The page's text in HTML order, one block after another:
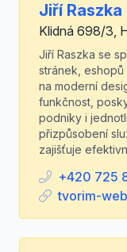
Jiří Raszka
Klidná 698/3,
Jiří Raszka se
stránek,
na moderní
funkčnost,
podniky i
přizpůsobení
zajišťuje
+420 725
tvorim-